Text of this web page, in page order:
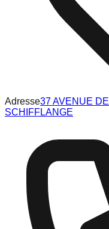
Adresse37 AVENUE
SCHIFFLANGE